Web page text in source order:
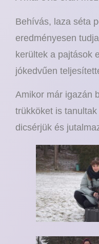
Behívás, laza séta
eredményesen
kerültek a pajtások
jókedvűen
Amikor már igazán
trükköket is
dicsérjük és